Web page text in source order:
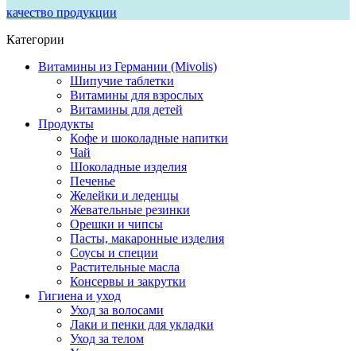
качество продукции
Категории
Витамины из Германии (Mivolis)
Шипучие таблетки
Витамины для взрослых
Витамины для детей
Продукты
Кофе и шоколадные напитки
Чай
Шоколадные изделия
Печенье
Желейки и леденцы
Жевательные резинки
Орешки и чипсы
Пасты, макаронные изделия
Соусы и специи
Растительные масла
Консервы и закрутки
Гигиена и уход
Уход за волосами
Лаки и пенки для укладки
Уход за телом